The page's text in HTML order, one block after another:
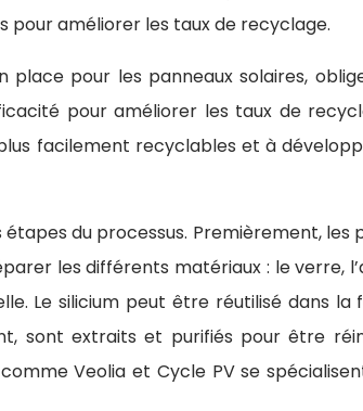
pour améliorer les taux de recyclage.
pour les panneaux solaires,
pour améliorer les taux de
facilement recyclables et à
du processus. Premièrement, les
les différents matériaux : le verre,
Le silicium peut être réutilisé dans la
sont extraits et purifiés pour être
Veolia et Cycle PV se